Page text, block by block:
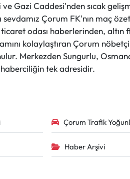
ve Gazi Caddesi'nden sıcak
sevdamız Çorum FK'nın maç
odası haberlerinden, altın
kolaylaştıran Çorum
Merkezden Sungurlu,
tek adresidir.
Çorum Trafik
Haber Arşivi